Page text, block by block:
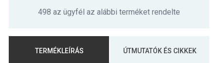
498 az ügyfél az alábbi terméket rendelte
TERMÉKLEÍRÁS ÚTMUTATÓK ÉS CIKKEK